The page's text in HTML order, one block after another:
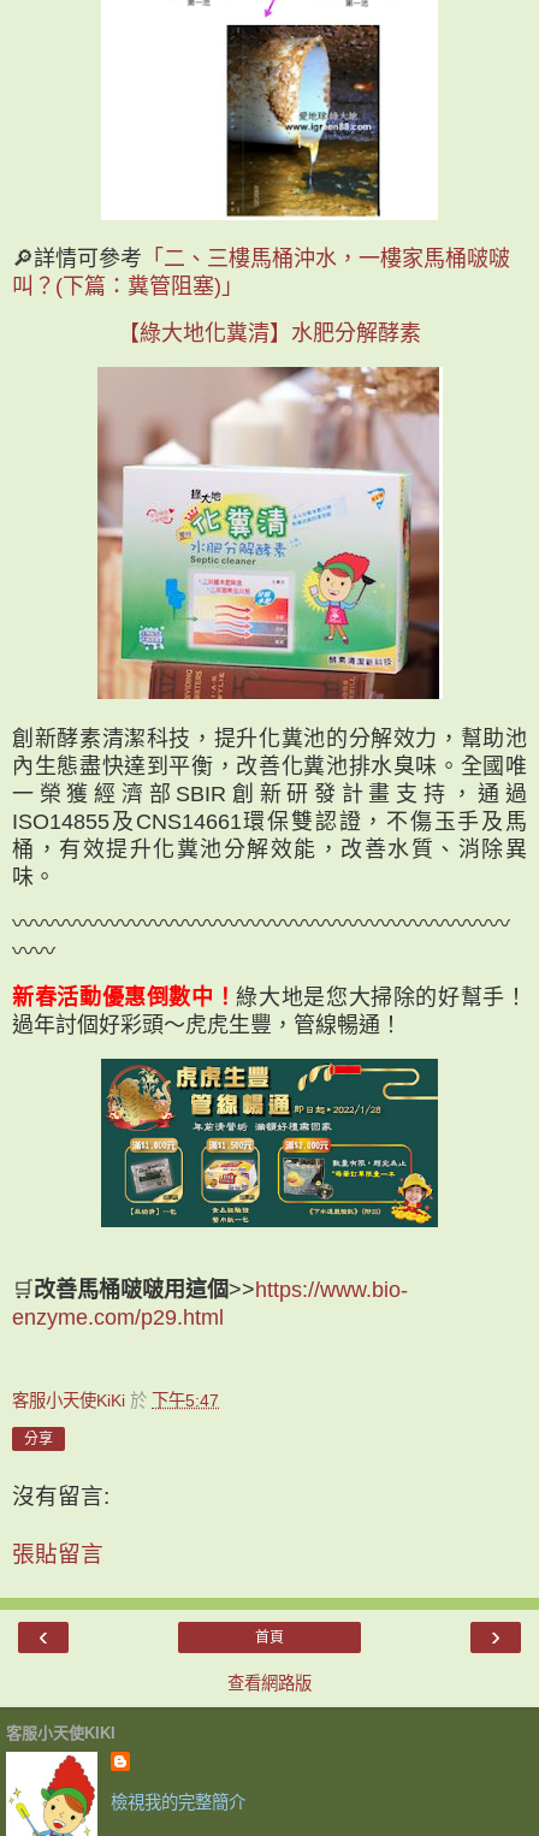
🔎詳情可參考 「二、三樓馬桶沖水，一樓家馬桶啵啵
叫？(下篇：糞管阻塞)」
【綠大地化糞清】水肥分解酵素
創新酵素清潔科技，提升化糞池的分解效力，幫助池
內生態盡快達到平衡，改善化糞池排水臭味。全國唯
一榮獲經濟部SBIR創新研發計畫支持，通過
ISO14855及CNS14661環保雙認證，不傷玉手及馬
桶，有效提升化糞池分解效能，改善水質、消除異
味。
〰〰〰〰〰〰〰〰〰〰〰〰〰〰〰〰〰〰〰〰〰〰〰
〰〰
新春活動優惠倒數中！綠大地是您大掃除的好幫手！
過年討個好彩頭～虎虎生豐，管線暢通！
🛒 改善馬桶啵啵用這個>>https://www.bio-
enzyme.com/p29.html
客服小天使KiKi 於 下午5:47
分享
沒有留言:
張貼留言
‹ ›
首頁
查看網路版
客服小天使KIKI
檢視我的完整簡介